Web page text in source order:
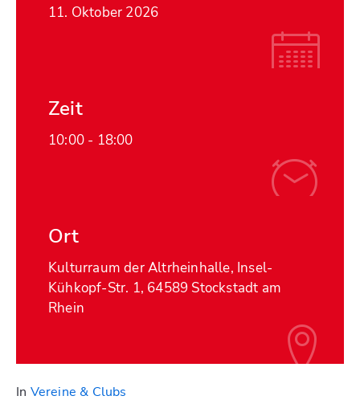
11. Oktober 2026
Zeit
10:00 - 18:00
Ort
Kulturraum der Altrheinhalle, Insel-
Kühkopf-Str. 1, 64589 Stockstadt am
Rhein
In Vereine & Clubs